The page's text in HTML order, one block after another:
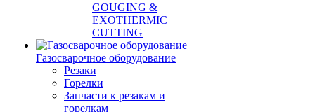
GOUGING &
EXOTHERMIC
CUTTING
Газосварочное оборудование
Резаки
Горелки
Запчасти к резакам и
горелкам